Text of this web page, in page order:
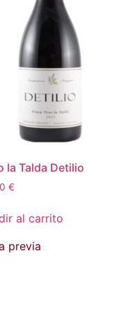
la Talda Detilio
€
al carrito
previa